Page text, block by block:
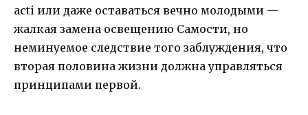
acti или даже оставаться вечно молодыми —
жалкая замена освещению Самости, но
неминуемое следствие того заблуждения, что
вторая половина жизни должна управляться
принципами первой.